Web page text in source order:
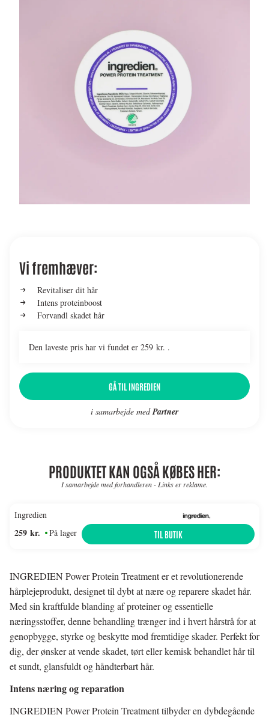
Vi fremhæver:
Revitaliser dit hår
Intens proteinboost
Forvandl skadet hår
Den laveste pris har vi fundet er 259 kr. .
GÅ TIL INGREDIEN
i samarbejde medPartner
PRODUKTET KAN OGSÅ KØBES HER:
I samarbejde med forhandleren - Links er reklame.
Ingredien
På lager
259 kr. TIL BUTIK
INGREDIEN Power Protein Treatment er et revolutionerende
hårplejeprodukt, designet til dybt at nære og reparere skadet hår.
Med sin kraftfulde blanding af proteiner og essentielle
næringsstoffer, denne behandling trænger ind i hvert hårstrå for at
genopbygge, styrke og beskytte mod fremtidige skader. Perfekt for
dig, der ønsker at vende skadet, tørt eller kemisk behandlet hår til
et sundt, glansfuldt og håndterbart hår.
Intens næring og reparation
INGREDIEN Power Protein Treatment tilbyder en dybdegående